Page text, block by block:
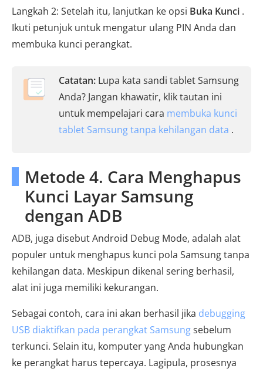
Langkah 2: Setelah itu, lanjutkan ke opsi Buka Kunci .
Ikuti petunjuk untuk mengatur ulang PIN Anda dan
membuka kunci perangkat.
Catatan: Lupa kata sandi tablet Samsung
Anda? Jangan khawatir, klik tautan ini
untuk mempelajari cara membuka kunci
tablet Samsung tanpa kehilangan data .
Metode 4. Cara Menghapus
Kunci Layar Samsung
dengan ADB
ADB, juga disebut Android Debug Mode, adalah alat
populer untuk menghapus kunci pola Samsung tanpa
kehilangan data. Meskipun dikenal sering berhasil,
alat ini juga memiliki kekurangan.
Sebagai contoh, cara ini akan berhasil jika debugging
USB diaktifkan pada perangkat Samsungsebelum
terkunci. Selain itu, komputer yang Anda hubungkan
ke perangkat harus tepercaya. Lagipula, prosesnya